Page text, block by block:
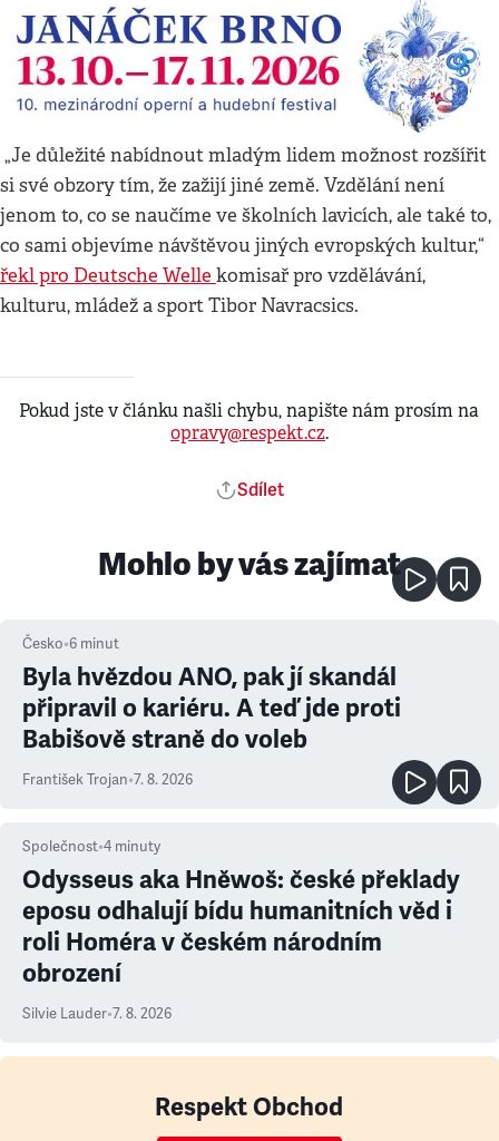
„Je důležité nabídnout mladým lidem možnost rozšířit
si své obzory tím, že zažijí jiné země. Vzdělání není
jenom to, co se naučíme ve školních lavicích, ale také to,
co sami objevíme návštěvou jiných evropských kultur,“
řekl pro Deutsche Welle komisař pro vzdělávání,
kulturu, mládež a sport Tibor Navracsics.
Pokud jste v článku našli chybu, napište nám prosím na
opravy@respekt.cz.
Sdílet
Mohlo by vás zajímat
Česko•6 minut
Byla hvězdou ANO, pak jí skandál
připravil o kariéru. A teď jde proti
Babišově straně do voleb
František Trojan•7. 8. 2026
Společnost•4 minuty
Odysseus aka Hněwoš: české překlady
eposu odhalují bídu humanitních věd i
roli Homéra v českém národním
obrození
Silvie Lauder•7. 8. 2026
Respekt Obchod